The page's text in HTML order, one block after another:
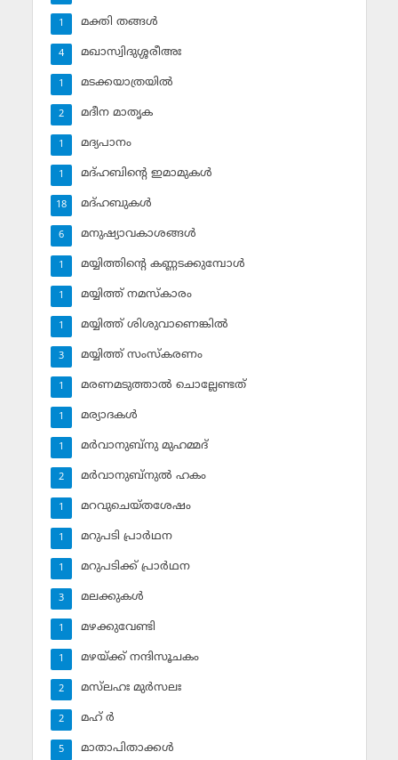
മക്തി തങ്ങള്‍
1
മഖാസ്വിദുശ്ശരീഅഃ
4
മടക്കയാത്രയില്‍
1
മദീന മാതൃക
2
മദ്യപാനം
1
മദ്ഹബിന്റെ ഇമാമുകള്‍
1
മദ്ഹബുകള്‍
18
മനുഷ്യാവകാശങ്ങള്‍
6
മയ്യിത്തിന്റെ കണ്ണടക്കുമ്പോള്‍
1
മയ്യിത്ത് നമസ്‌കാരം
1
മയ്യിത്ത് ശിശുവാണെങ്കില്‍
1
മയ്യിത്ത് സംസ്‌കരണം
3
മരണമടുത്താല്‍ ചൊല്ലേണ്ടത്
1
മര്യാദകള്‍
1
മര്‍വാനുബ്‌നു മുഹമ്മദ്
1
മര്‍വാനുബ്‌നുല്‍ ഹകം
2
മറവുചെയ്തശേഷം
1
മറുപടി പ്രാര്‍ഥന
1
മറുപടിക്ക് പ്രാര്‍ഥന
1
മലക്കുകള്‍
3
മഴക്കുവേണ്ടി
1
മഴയ്ക്ക് നന്ദിസൂചകം
1
മസ്‌ലഹഃ മുര്‍സലഃ
2
മഹ് ര്‍
2
മാതാപിതാക്കള്‍
5